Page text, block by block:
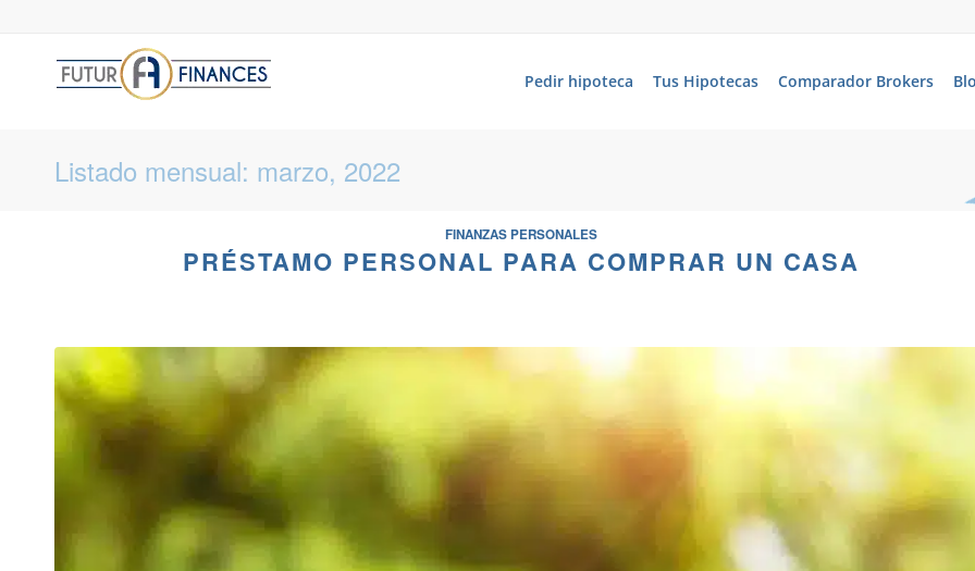
Pedir hipoteca Tus Hipotecas Comparador Brokers
Listado mensual: marzo, 2022
FINANZAS PERSONALES
PRÉSTAMO PERSONAL PARA COMPRAR UN CASA